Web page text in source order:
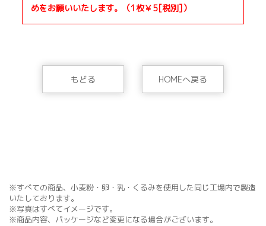
めをお願いいたします。（1枚￥5[税別]）
もどる HOMEへ戻る
※すべての商品、小麦粉・卵・乳・くるみを使用した同じ工場内で製造
いたしております。
※写真はすべてイメージです。
※商品内容、パッケージなど変更になる場合がございます。